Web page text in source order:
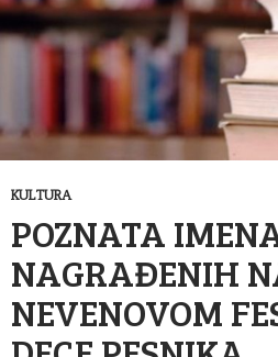
KULTURA
POZNATA
NAGRAĐENIH
NEVENOVOM